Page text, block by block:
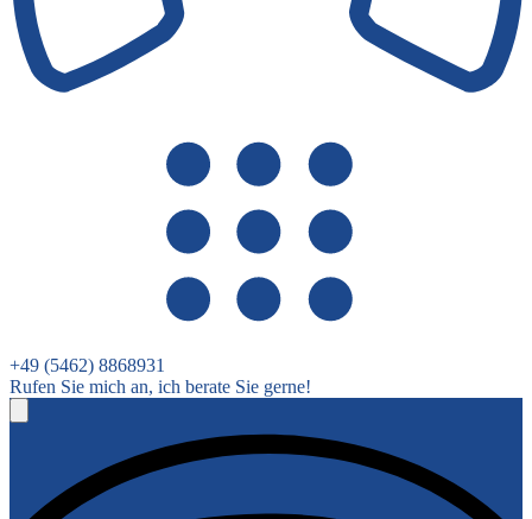
+49 (5462) 8868931
Rufen Sie mich an, ich berate Sie gerne!